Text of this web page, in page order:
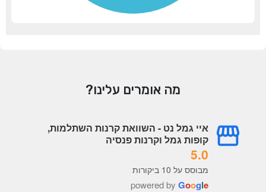
מה אומרים עלינו?
איי גמל נט - השוואת קרנות השתלמות,
קופות גמל וקרנות פנסיה
5.0
מבוסס על 10 ביקורות
powered by Google